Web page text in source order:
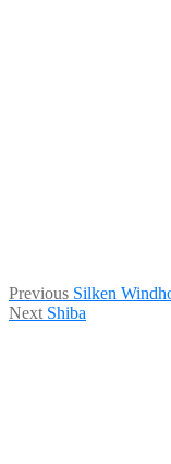
Previous Previous
post:
Silken
Next Next
Shiba